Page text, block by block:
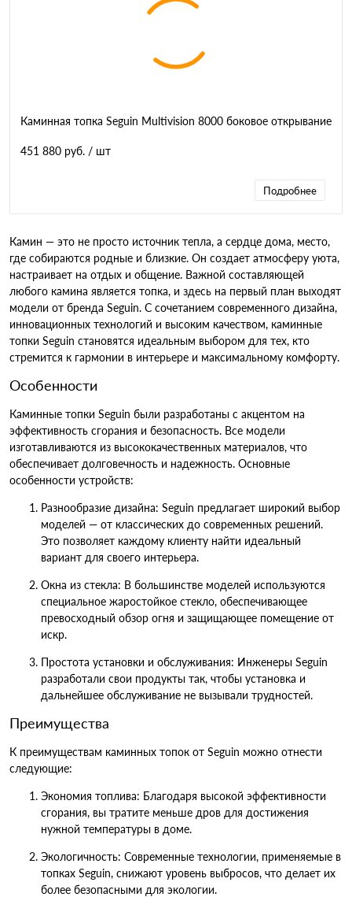
Каминная топка Seguin Multivision 8000 боковое открывание
451 880 руб. / шт
Подробнее
Камин — это не просто источник тепла, а сердце дома, место,
где собираются родные и близкие. Он создает атмосферу уюта,
настраивает на отдых и общение. Важной составляющей
любого камина является топка, и здесь на первый план выходят
модели от бренда Seguin. С сочетанием современного дизайна,
инновационных технологий и высоким качеством, каминные
топки Seguin становятся идеальным выбором для тех, кто
стремится к гармонии в интерьере и максимальному комфорту.
Особенности
Каминные топки Seguin были разработаны с акцентом на
эффективность сгорания и безопасность. Все модели
изготавливаются из высококачественных материалов, что
обеспечивает долговечность и надежность. Основные
особенности устройств:
Разнообразие дизайна: Seguin предлагает широкий выбор
моделей — от классических до современных решений.
Это позволяет каждому клиенту найти идеальный
вариант для своего интерьера.
Окна из стекла: В большинстве моделей используются
специальное жаростойкое стекло, обеспечивающее
превосходный обзор огня и защищающее помещение от
искр.
Простота установки и обслуживания: Инженеры Seguin
разработали свои продукты так, чтобы установка и
дальнейшее обслуживание не вызывали трудностей.
Преимущества
К преимуществам каминных топок от Seguin можно отнести
следующие:
Экономия топлива: Благодаря высокой эффективности
сгорания, вы тратите меньше дров для достижения
нужной температуры в доме.
Экологичность: Современные технологии, применяемые в
топках Seguin, снижают уровень выбросов, что делает их
более безопасными для экологии.